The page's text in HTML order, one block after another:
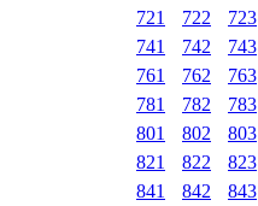
721
722 723
741
742 743
761
762 763
781
782 783
801
802 803
821
822 823
841
842 843